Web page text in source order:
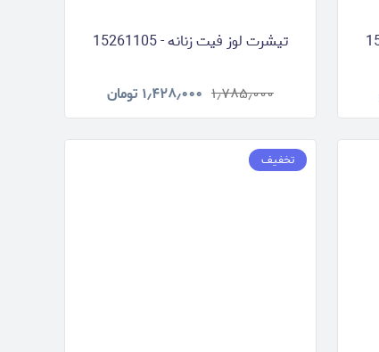
تیشرت لوز فیت زنانه - 15261105
۱٫۷۸۵٫۰۰۰ ۱٫۴۲۸٫۰۰۰ تومان
تخفیف